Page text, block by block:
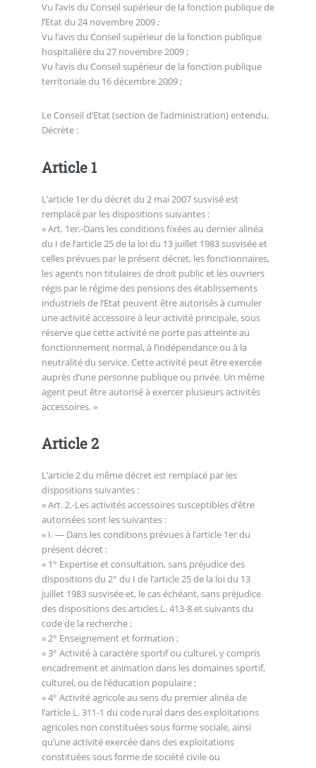
Vu l’avis du Conseil supérieur de la fonction publique de
l’Etat du 24 novembre 2009 ;
Vu l’avis du Conseil supérieur de la fonction publique
hospitalière du 27 novembre 2009 ;
Vu l’avis du Conseil supérieur de la fonction publique
territoriale du 16 décembre 2009 ;
Le Conseil d’Etat (section de l’administration) entendu,
Décrète :
Article 1
L’article 1er du décret du 2 mai 2007 susvisé est
remplacé par les dispositions suivantes :
« Art. 1er.-Dans les conditions fixées au dernier alinéa
du I de l’article 25 de la loi du 13 juillet 1983 susvisée et
celles prévues par le présent décret, les fonctionnaires,
les agents non titulaires de droit public et les ouvriers
régis par le régime des pensions des établissements
industriels de l’Etat peuvent être autorisés à cumuler
une activité accessoire à leur activité principale, sous
réserve que cette activité ne porte pas atteinte au
fonctionnement normal, à l’indépendance ou à la
neutralité du service. Cette activité peut être exercée
auprès d’une personne publique ou privée. Un même
agent peut être autorisé à exercer plusieurs activités
accessoires. »
Article 2
L’article 2 du même décret est remplacé par les
dispositions suivantes :
« Art. 2.-Les activités accessoires susceptibles d’être
autorisées sont les suivantes :
« I. ― Dans les conditions prévues à l’article 1er du
présent décret :
« 1° Expertise et consultation, sans préjudice des
dispositions du 2° du I de l’article 25 de la loi du 13
juillet 1983 susvisée et, le cas échéant, sans préjudice
des dispositions des articles L. 413-8 et suivants du
code de la recherche ;
« 2° Enseignement et formation ;
« 3° Activité à caractère sportif ou culturel, y compris
encadrement et animation dans les domaines sportif,
culturel, ou de l’éducation populaire ;
« 4° Activité agricole au sens du premier alinéa de
l’article L. 311-1 du code rural dans des exploitations
agricoles non constituées sous forme sociale, ainsi
qu’une activité exercée dans des exploitations
constituées sous forme de société civile ou